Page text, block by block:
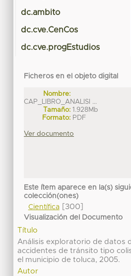
dc.ambito
dc.cve.CenCos
dc.cve.progEstudios
Ficheros en el objeto digital
Nombre:
CAP_LIBRO_ANALISI ...
Tamaño: 1.928Mb
Formato: PDF
Ver documento
Este ítem aparece en la(s)
colección(ones)
Científica[300]
Visualización del Documento
Título
Análisis exploratorio de datos
accidentes de tránsito tipo
el municipio de toluca, 2005.
Autor